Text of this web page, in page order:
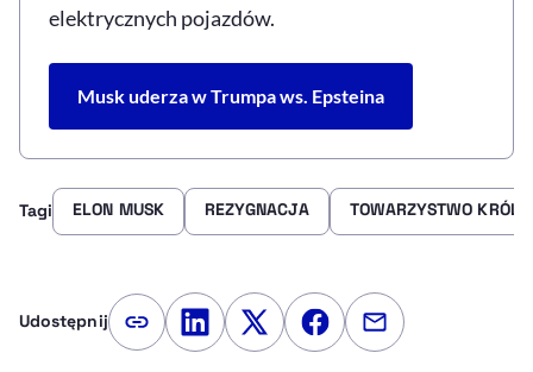
elektrycznych pojazdów.
Musk uderza w Trumpa ws. Epsteina
Tagi ELON MUSK REZYGNACJA TOWARZYSTWO
Udostępnij Kopiuj link artykułu
Udostępnij na LinkedIn
Udostępnij na Twitterze
Udostępnij na
Udostępnij